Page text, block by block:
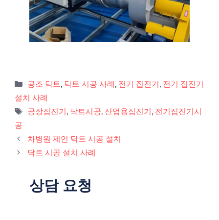
공조 닥트, 닥트 시공 사례 , 전기 집진기 , 전기 집진기
설치 사례
공장집진기 , 닥트시공, 산업용집진기 , 전기집진기시
공
차병원 제연 닥트 시공 설치
닥트 시공 설치 사례
상담 요청